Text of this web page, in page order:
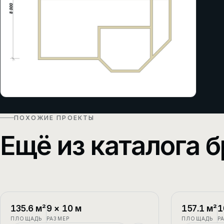
ПОХОЖИЕ ПРОЕКТЫ
Ещё из каталога
П-1
135.6м²
ПЛОЩАДЬ
9× 10м
РАЗМЕР
П-2
157.1 м²
ПЛОЩАДЬ